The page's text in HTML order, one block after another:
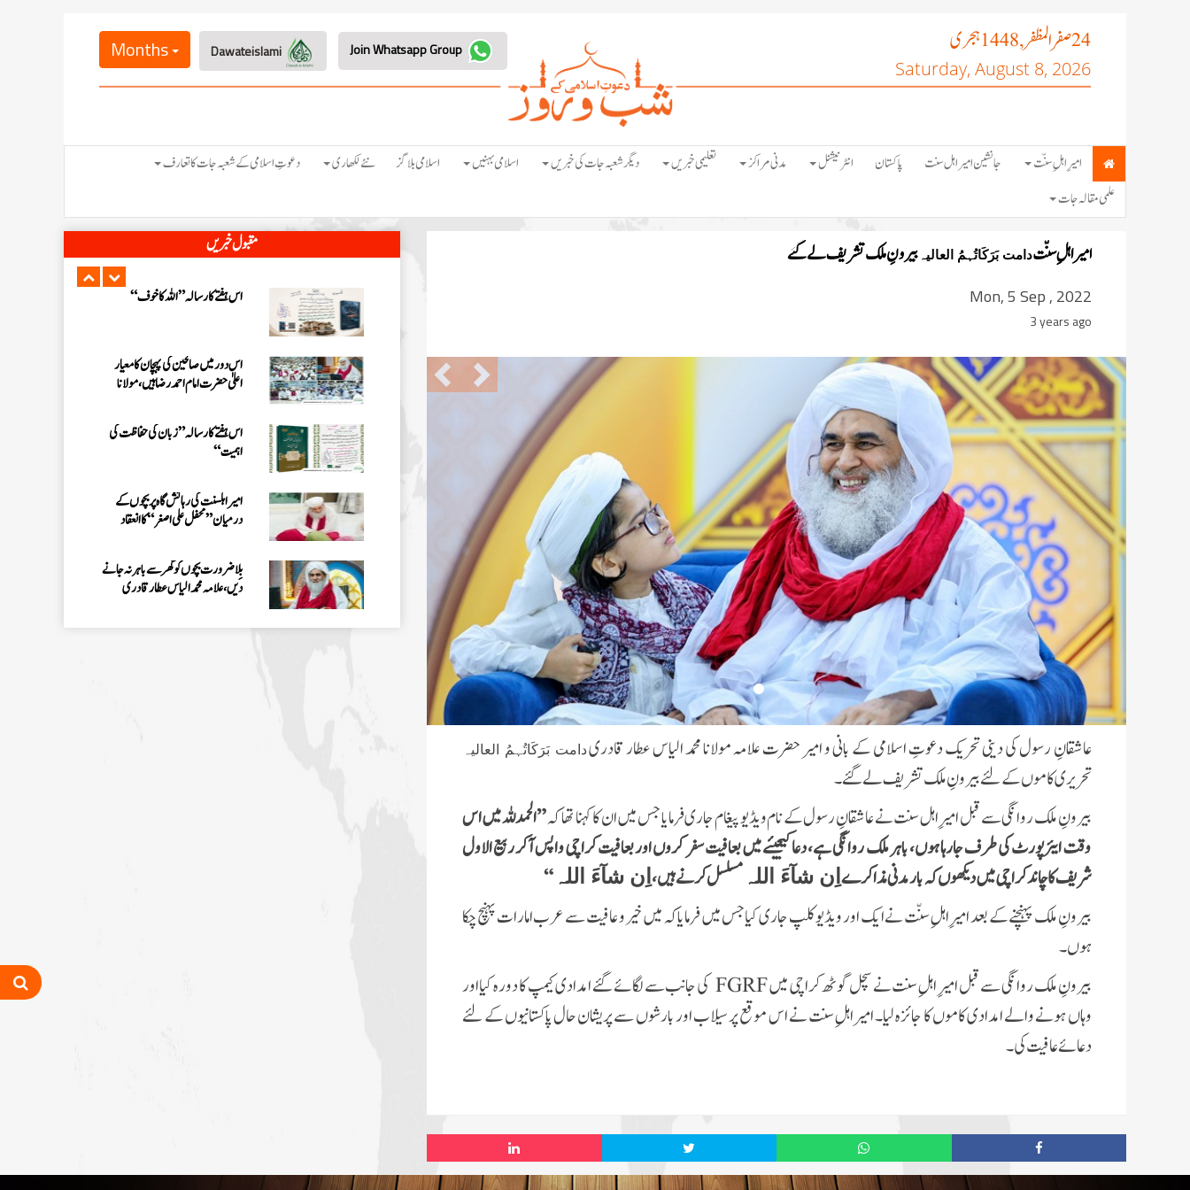
24صفر المظفر, 1448 ہجری
Saturday, August 8, 2026
Months
امیرِ اہلِ سنّت جانشین امیر اہل سنت پاکستان انٹرنیشنل مدنی مراکز تعلیمی خبریں دیگر شعبہ جات کی خبریں اسلامی بہنیں اسلامی بلاگز نئے لکھاری
دعوتِ اسلامی کے شعبہ جات کا تعارف
علمی مقالہ جات
امیر اہلِ سنّتدامت بَرَکَاتُہمُ العالیہبیرونِ ملک تشریف لے گئے
Mon, 5 Sep , 2022
3 years ago
Previous Next
عاشقانِ رسول کی دینی تحریک دعوتِ اسلامی کے بانی و امیر حضرت علامہ مولانا محمد الیاس عطار قادریدامت بَرَکَاتُہمُ العالیہ
تحریری کاموں کے لئے بیرونِ ملک تشریف لے گئے۔
بیرونِ ملک روانگی سے قبلامیرِ اہل سنت نے عاشقانِ رسولکے نام ویڈیو پیغام جاری فرمایا جس میں ان کا کہنا تھا کہ”الحمدللہ میں اس
وقت ایئرپورٹ کی طرف جارہا ہوں، باہر ملک روانگی ہے، دعا کیجیئے میں بعافیت سفر کروں اور بعافیت کراچی واپس آکر ربیع الاول
شریف کا چاند کراچی میں دیکھوں کہبار مدنی مذاکرے اِن شآءَ اللہ مسلسلکرنے ہیں، اِن شآءَ اللہ“
بیرونِ ملک پہنچنے کے بعد امیرِ اہلِ سنّت نےایک اورویڈیو کلپ جاری کیاجس میں فرمایا کہ میںخیر و عافیت سےعرب امارات پہنچ چکا
ہوں۔
بیرونِ ملک روانگی سے قبل امیرِ اہلِ سنت نے سچل گوٹھ کراچی میںFGRF کی جانب سے لگائے گئے امدادی کیمپ کا دورہ کیا اور
وہاں ہونے والے امدادی کاموں کا جائزہ لیا۔ امیراہلِ سنت نے اس موقع پر سیلاب اور بارشوںسے پریشان حال پاکستانیوں کے لئے
دعائے عافیت کی۔
مقبول خبریں
“
زلزلے کا اصل سبب لوگوں کے گناہ
سید مختار اشرف رضوی صاحب کی اہلیہ
کے انتقال پر امیر اہلسنت کی تعزیت
اس ہفتے کا رسالہ ”اللہ کا خوف“
اس دور میں صالحین کی پہچان کا معیار
اعلیٰ حضر ت امام احمد رضا ہیں، مولانا
اس ہفتے کا رسالہ ” زبان کی حفاظت کی
اہمیت“
امیر اہلسنت کی رہائش گاہ پر بچوں کے
درمیان” محفل علی اصغر “کا انعقاد
بِلا ضرورت بچوں کو گھر سے باہر نہ جانے
دیں، علامہ محمد الیاس عطار قادری